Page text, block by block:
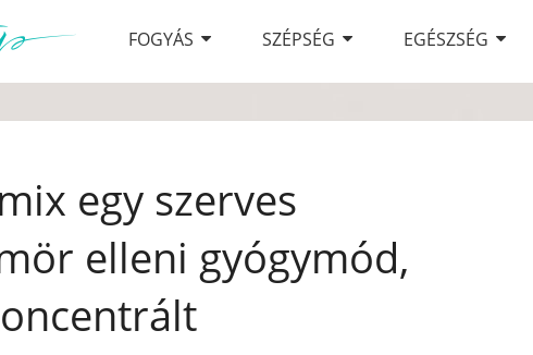
FOGYÁS SZÉPSÉG EGÉSZSÉG
egy szerves
elleni gyógymód,